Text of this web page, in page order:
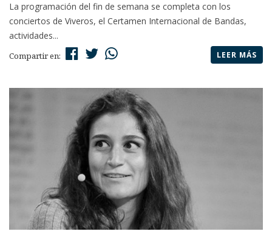
La programación del fin de semana se completa con los
conciertos de Viveros, el Certamen Internacional de Bandas,
actividades...
Compartir en: LEER MÁS